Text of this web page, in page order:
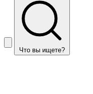
Что вы ищете?